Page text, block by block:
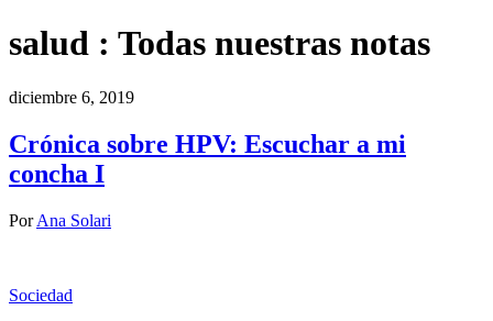
salud : Todas nuestras notas
diciembre 6, 2019
Crónica sobre HPV: Escuchar a mi
concha I
PorAna Solari
Sociedad